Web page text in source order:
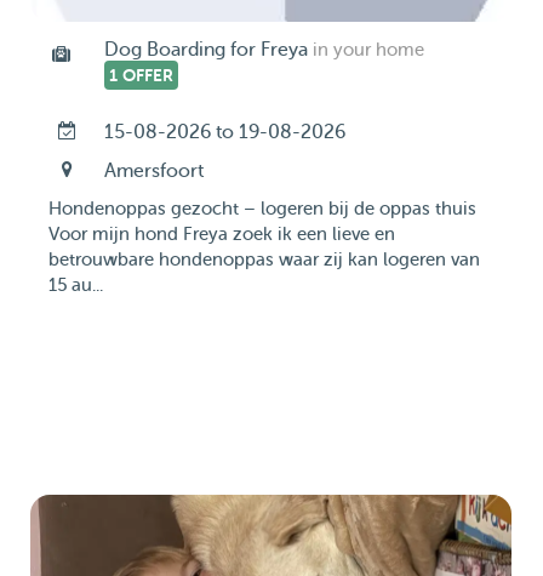
Dog Boarding for Freya in your home
1 OFFER
15-08-2026 to 19-08-2026
Amersfoort
Hondenoppas gezocht – logeren bij de oppas thuis
Voor mijn hond Freya zoek ik een lieve en
betrouwbare hondenoppas waar zij kan logeren van
15 au...